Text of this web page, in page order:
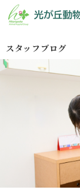
スタッフブログ